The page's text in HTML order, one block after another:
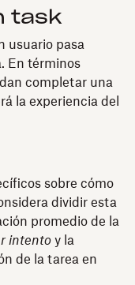
task
usuario pasa
En términos
completar una
la experiencia del
sobre cómo
dividir esta
promedio de la
intento y la
de la tarea en